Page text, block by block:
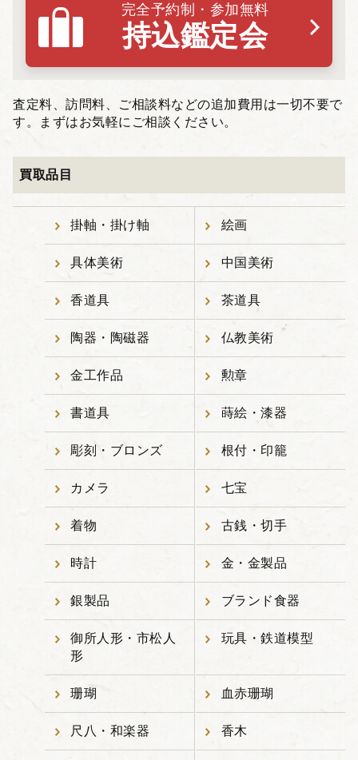
完全予約制・参加無料
持込鑑定会
査定料、訪問料、ご相談料などの追加費用は一切不要で
す。まずはお気軽にご相談ください。
買取品目
掛軸・掛け軸 絵画
具体美術 中国美術
香道具 茶道具
陶器・陶磁器 仏教美術
金工作品 勲章
書道具 蒔絵・漆器
彫刻・ブロンズ 根付・印籠
カメラ 七宝
着物 古銭・切手
時計 金・金製品
銀製品 ブランド食器
御所人形・市松人
形
玩具・鉄道模型
珊瑚 血赤珊瑚
尺八・和楽器 香木